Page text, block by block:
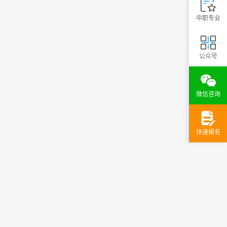
中职专业
公众号
微信咨询
快速报名